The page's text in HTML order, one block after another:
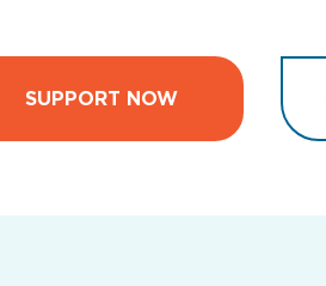
SUPPORT NOW